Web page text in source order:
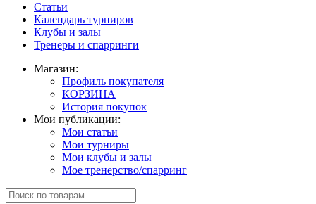
Статьи
Календарь турниров
Клубы и залы
Тренеры и спарринги
Магазин:
Профиль покупателя
КОРЗИНА
История покупок
Мои публикации:
Мои статьи
Мои турниры
Мои клубы и залы
Мое тренерство/спарринг